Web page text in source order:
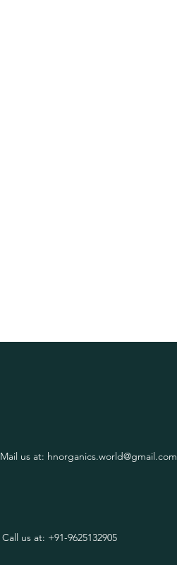
Mail us at: hnorganics.world@gmail.com
Call us at: +91-9625132905